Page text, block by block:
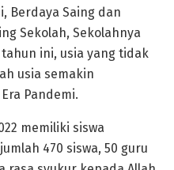
Berdaya Saing dan
Sekolah, Sekolahnya
ini, usia yang tidak
usia semakin
Pandemi.
memiliki siswa
470 siswa, 50 guru